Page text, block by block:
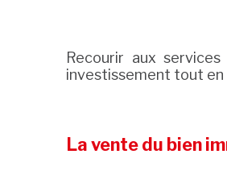
Recourir aux
investissement tout
La vente du bien